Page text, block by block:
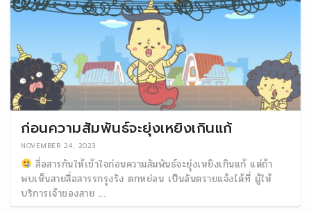
ก่อนความสัมพันธ์จะยุ่งเหยิงเกินแก้
NOVEMBER 24, 2023
สื่อสารกันให้เข้าใจก่อนความสัมพันธ์จะยุ่งเหยิงเกินแก้ แต่ถ้า
พบเห็นสายสื่อสารรกรุงรัง ตกหย่อน เป็นอันตรายแจ้งได้ที่ ผู้ให้
บริการเจ้าของสาย ...